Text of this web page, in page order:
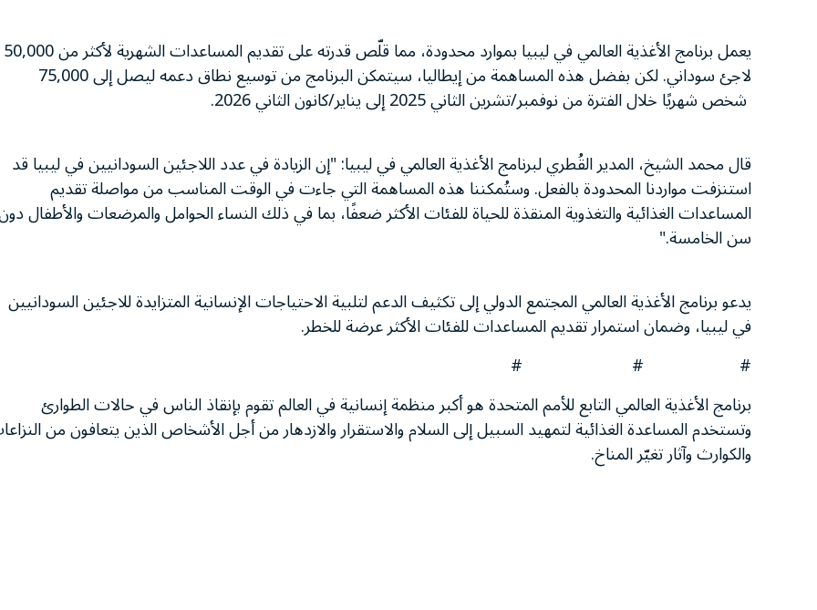
يعمل برنامج الأغذية العالمي في ليبيا بموارد محدودة، مما قلّص قدرته على تقديم المساعدات الشهرية لأكثر من 50,000
لاجئ سوداني. لكن بفضل هذه المساهمة من إيطاليا، سيتمكن البرنامج من توسيع نطاق دعمه ليصل إلى 75,000
شخص شهريًا خلال الفترة من نوفمبر/تشرين الثاني 2025 إلى يناير/كانون الثاني 2026.
قال محمد الشيخ، المدير القُطري لبرنامج الأغذية العالمي في ليبيا: "إن الزيادة في عدد اللاجئين السودانيين في ليبيا قد
استنزفت مواردنا المحدودة بالفعل. وستُمكننا هذه المساهمة التي جاءت في الوقت المناسب من مواصلة تقديم
المساعدات الغذائية والتغذوية المنقذة للحياة للفئات الأكثر ضعفًا، بما في ذلك النساء الحوامل والمرضعات والأطفال
سن الخامسة."
يدعو برنامج الأغذية العالمي المجتمع الدولي إلى تكثيف الدعم لتلبية الاحتياجات الإنسانية المتزايدة للاجئين السودانيين
في ليبيا، وضمان استمرار تقديم المساعدات للفئات الأكثر عرضة للخطر.
# # #
برنامج الأغذية العالمي التابع للأمم المتحدة هو أكبر منظمة إنسانية في العالم تقوم بإنقاذ الناس في حالات الطوارئ
وتستخدم المساعدة الغذائية لتمهيد السبيل إلى السلام والاستقرار والازدهار من أجل الأشخاص الذين يتعافون من
والكوارث وآثار تغيّر المناخ.